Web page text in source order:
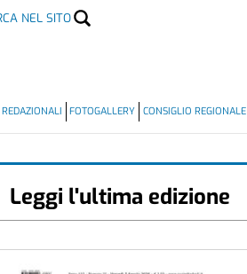
NEL SITO
REDAZIONALI FOTOGALLERY CONSIGLIO REGIONALE
Leggi l'ultima edizione